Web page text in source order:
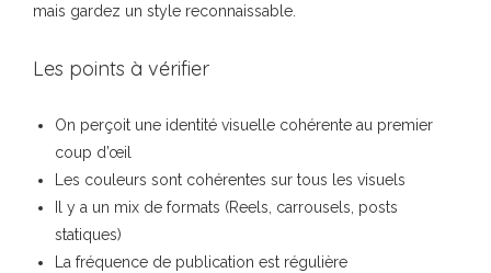
mais gardez un style reconnaissable.
Les points à vérifier
On perçoit une identité visuelle cohérente au premier
coup d’œil
Les couleurs sont cohérentes sur tous les visuels
Il y a un mix de formats (Reels, carrousels, posts
statiques)
La fréquence de publication est régulière